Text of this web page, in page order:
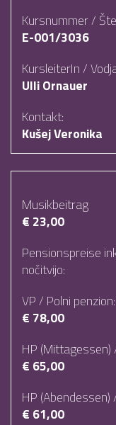
Kursnummer /
E-001/3036
KursleiterIn /
Ulli Ornauer
Kontakt:
Kušej Veronika
Musikbeitrag
€ 23,00
Pensionspreise
nočitvijo:
VP / Polni penzion:
€ 78,00
HP (Mittagessen)
€ 65,00
HP (Abendessen)
€ 61,00